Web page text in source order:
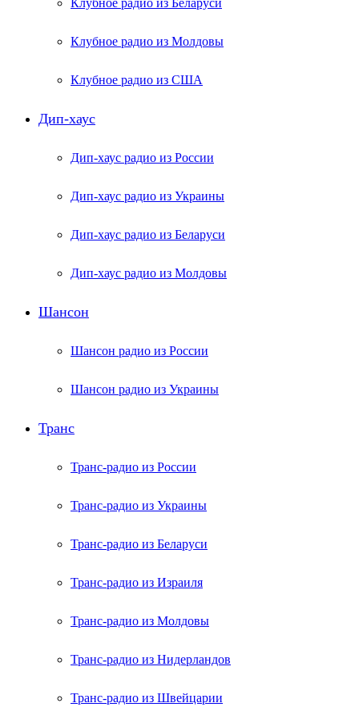
Клубное радио из Беларуси
Клубное радио из Молдовы
Клубное радио из США
Дип-хаус
Дип-хаус радио из России
Дип-хаус радио из Украины
Дип-хаус радио из Беларуси
Дип-хаус радио из Молдовы
Шансон
Шансон радио из России
Шансон радио из Украины
Транс
Транс-радио из России
Транс-радио из Украины
Транс-радио из Беларуси
Транс-радио из Израиля
Транс-радио из Молдовы
Транс-радио из Нидерландов
Транс-радио из Швейцарии